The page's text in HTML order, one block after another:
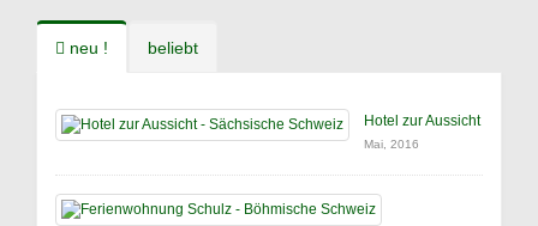
neu ! beliebt
Hotel zur Aussicht
Mai, 2016